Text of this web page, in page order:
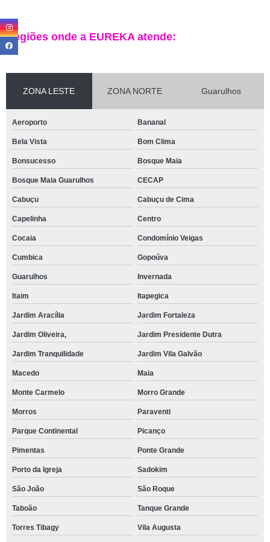
Regiões onde a EUREKA atende:
ZONA LESTE ZONA NORTE Guarulhos
Aeroporto Bananal
Bela Vista Bom Clima
Bonsucesso Bosque Maia
Bosque Maia Guarulhos CECAP
Cabuçu Cabuçu de Cima
Capelinha Centro
Cocaia Condomínio Veigas
Cumbica Gopoúva
Guarulhos Invernada
Itaim Itapegica
Jardim Aracília Jardim Fortaleza
Jardim Oliveira, Jardim Presidente Dutra
Jardim Tranquilidade Jardim Vila Galvão
Macedo Maia
Monte Carmelo Morro Grande
Morros Paraventi
Parque Continental Picanço
Pimentas Ponte Grande
Porto da Igreja Sadokim
São João São Roque
Taboão Tanque Grande
Torres Tibagy Vila Augusta